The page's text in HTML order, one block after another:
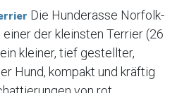
Die Hunderasse Norfolk-
der kleinsten Terrier (26
kleiner, tief gestellter,
Hund, kompakt und kräftig